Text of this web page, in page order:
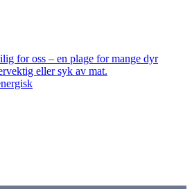
for oss – en plage for mange dyr
eller syk av mat.